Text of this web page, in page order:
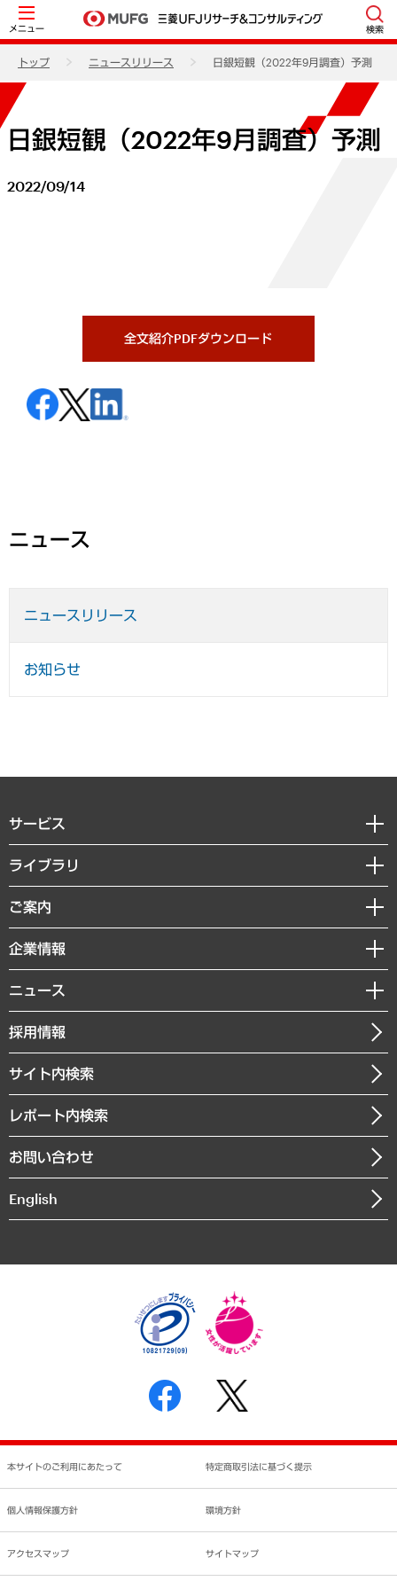
メニュー 検索
トップ ニュースリリース 日銀短観（2022年9月調査）予測
日銀短観（2022年9月調査）予測
2022/09/14
全文紹介PDFダウンロード
ニュース
ニュースリリース
お知らせ
サービス
経営戦略
組織・人事戦略
デジタルイノベーション
共生・ダイバーシティ
GRC（ガバナンス・リスク・コンプライアンス）・防災（政策）
経済・産業・雇用・労働
まちづくり・観光・交通・スポーツ・スマートシティ
自然資源・農林水産業・食料システム
ライブラリ
経済調査
レポート
コラム
経営用語集
受託・受注実績（官公庁関連）
メディア掲載・出演
ご案内
セミナー・イベント情報
MUFGビジネスセミナー
受託案件情報
企業情報
私たちの想い
社長メッセージ
会社概要
沿革
組織図・本部部室紹介
インドネシア現地法人
個人情報保護方針
反社会的勢力に対する基本方針
書面による個人情報の開示等の請求の手続きについて
ニュース
ニュースリリース
お知らせ
採用情報
サイト内検索
レポート内検索
お問い合わせ
English
本サイトのご利用にあたって 特定商取引法に基づく提示
個人情報保護方針 環境方針
アクセスマップ サイトマップ